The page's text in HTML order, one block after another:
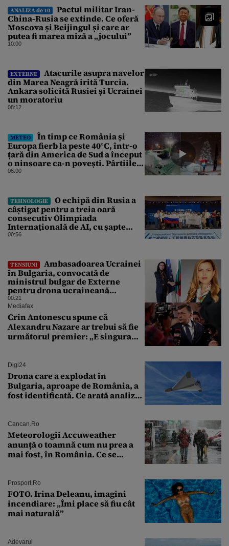
ANALIZA de 10
Pactul militar Iran-
China-Rusia se extinde. Ce oferă
Moscova și Beijingul și care ar
putea fi marea miză a „jocului”
10:00
EXTERNE
Atacurile asupra navelor
din Marea Neagră irită Turcia.
Ankara solicită Rusiei și Ucrainei
un moratoriu
08:12
METEO
În timp ce România și
Europa fierb la peste 40°C, într-o
țară din America de Sud a început
o ninsoare ca-n povești. Pârtiile
s-au umplut de schiori
06:00
TEHNOLOGIE
O echipă din Rusia a
câștigat pentru a treia oară
consecutiv Olimpiada
Internațională de AI, cu șapte
medalii din aur și una de bronz
00:56
TENSIUNI
Ambasadoarea Ucrainei
în Bulgaria, convocată de
ministrul bulgar de Externe
pentru drona ucraineană
prăbușită în apropierea
infrastructurii critice
00:21
Mediafax
Crin Antonescu spune că
Alexandru Nazare ar trebui să fie
următorul premier: „E singura
Digi24
Drona care a explodat în
Bulgaria, aproape de România, a
fost identificată. Ce arată analiza
Cancan.ro
Meteorologii Accuweather
anunță o toamnă cum nu prea a
mai fost, în România. Ce se
București. Pe ce dată ninge
Prosport.ro
FOTO. Irina Deleanu, imagini
incendiare: „Îmi place să fiu cât
mai naturală”
Adevarul